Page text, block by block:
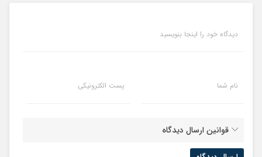
دیدگاه خود را اینجا بنویسید
نام شما پست الکترونیکی
قوانین ارسال دیدگاه